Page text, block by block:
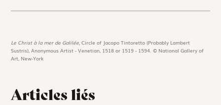
Le Christ à la mer de Galilée,Circle of Jacopo Tintoretto (Probably Lambert
Sustris), Anonymous Artist - Venetian, 1518 or 1519 - 1594. © National Gallery of
Art, New-York
Articles liés